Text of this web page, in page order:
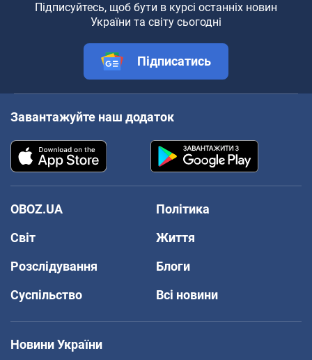
Підписуйтесь, щоб бути в курсі останніх новин
України та світу сьогодні
Підписатись
Завантажуйте наш додаток
OBOZ.UA
Політика
Світ
Життя
Розслідування
Блоги
Суспільство
Всі новини
Новини України